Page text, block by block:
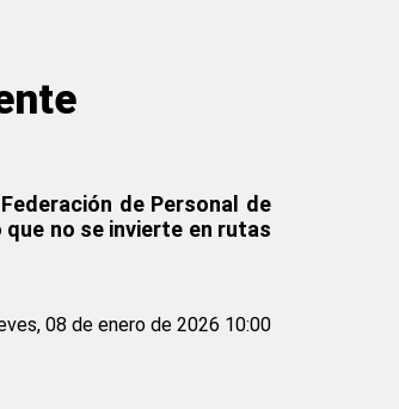
de Personal de
no se invierte en rutas
08 de enero de 2026 10:00